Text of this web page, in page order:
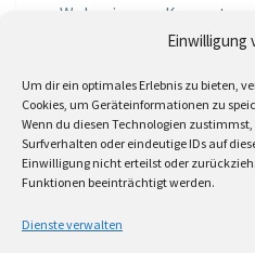
Einwilligung
Um dir ein optimales Erlebnis zu bieten,
Cookies, um Geräteinformationen zu
Wenn du diesen Technologien
Surfverhalten oder eindeutige IDs auf
Einwilligung nicht erteilst oder
Funktionen beeinträchtigt werden.
Dienste verwalten
Wohnzimmer Konzerte
Podcast Nr.01 vom
MIRI IN THE GREENzu
Hemingway Lounge, am